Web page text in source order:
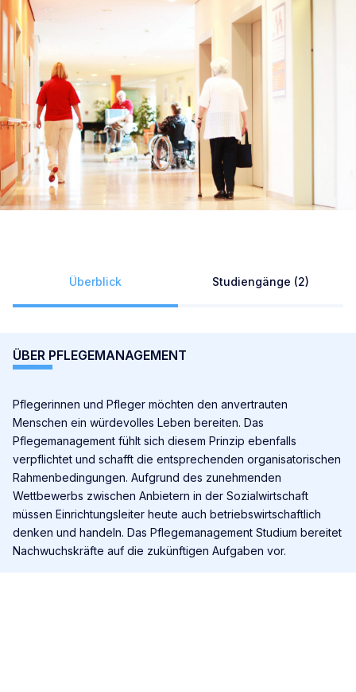
Überblick Studiengänge (2)
ÜBER PFLEGEMANAGEMENT
Pflegerinnen und Pfleger möchten den anvertrauten
Menschen ein würdevolles Leben bereiten. Das
Pflegemanagement fühlt sich diesem Prinzip ebenfalls
verpflichtet und schafft die entsprechenden organisatorischen
Rahmenbedingungen. Aufgrund des zunehmenden
Wettbewerbs zwischen Anbietern in der Sozialwirtschaft
müssen Einrichtungsleiter heute auch betriebswirtschaftlich
denken und handeln. Das Pflegemanagement Studium bereitet
Nachwuchskräfte auf die zukünftigen Aufgaben vor.